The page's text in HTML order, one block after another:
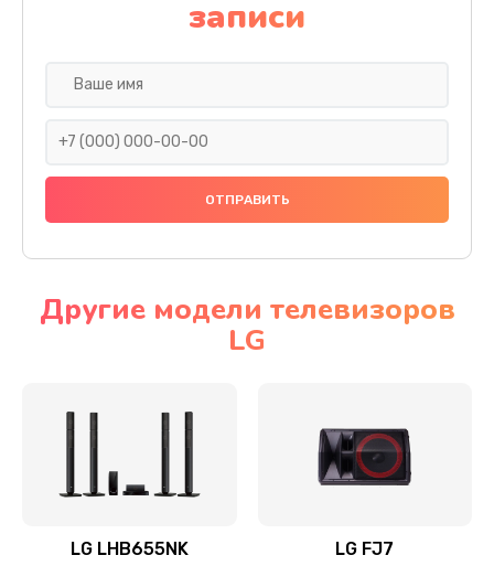
Заказать
Ремонт платы электроники
Прошивка
Ремонт механики привода
Ремонт / замена кнопок, клавиш, индикаторов,
записи
Другие модели телевизоров
LG
LG LHB655NK LG FJ7